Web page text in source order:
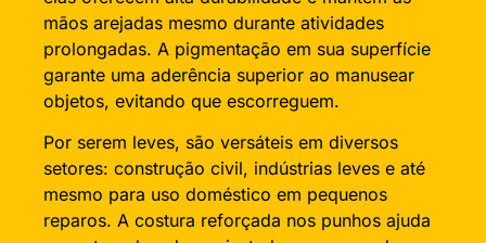
mãos arejadas mesmo durante atividades
prolongadas. A pigmentação em sua superfície
garante uma aderência superior ao manusear
objetos, evitando que escorreguem.
Por serem leves, são versáteis em diversos
setores: construção civil, indústrias leves e até
mesmo para uso doméstico em pequenos
reparos. A costura reforçada nos punhos ajuda